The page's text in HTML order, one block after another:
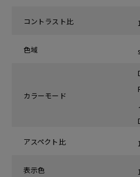
コントラスト比
色域
カラーモード
アスペクト比
表示色